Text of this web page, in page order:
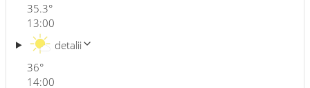
35.3°
13:00
36°
detalii
14:00